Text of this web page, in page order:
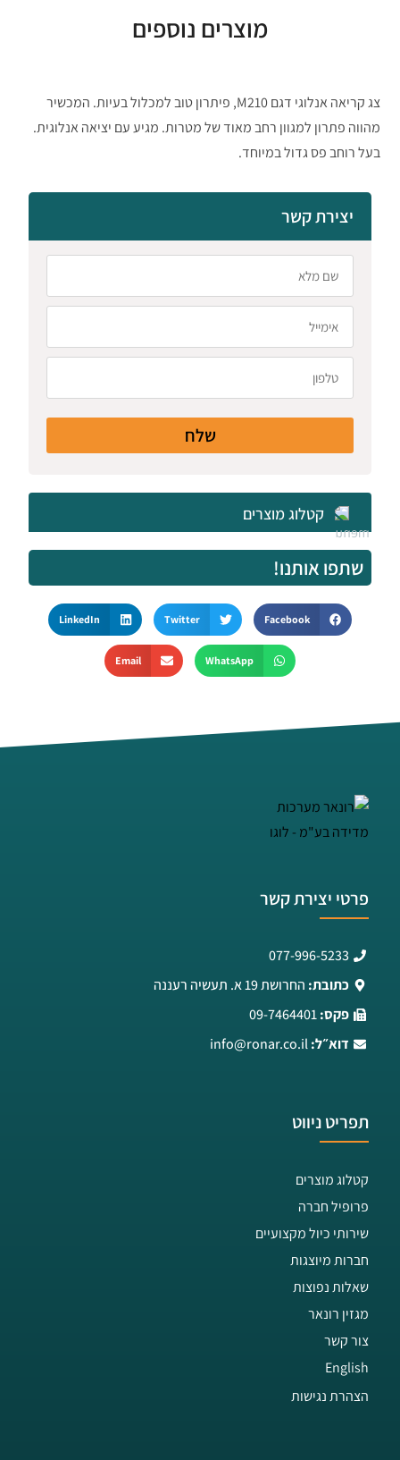
מוצרים נוספים
צג קריאה אנלוגי דגם M210, פיתרון טוב למכלול בעיות. המכשיר
מהווה פתרון למגוון רחב מאוד של מטרות. מגיע עם יציאה אנלוגית.
בעל רוחב פס גדול במיוחד.
יצירת קשר
שלח
קטלוג מוצרים
שתפו אותנו!
Facebook
Twitter
LinkedIn
WhatsApp
Email
פרטי יצירת קשר
077-996-5233
כתובת: החרושת 19 א. תעשיה רעננה
פקס:09-7464401
דוא״ל: info@ronar.co.il
תפריט ניווט
קטלוג מוצרים
פרופיל חברה
שירותי כיול מקצועיים
חברות מיוצגות
שאלות נפוצות
מגזין רונאר
צור קשר
English
הצהרת נגישות